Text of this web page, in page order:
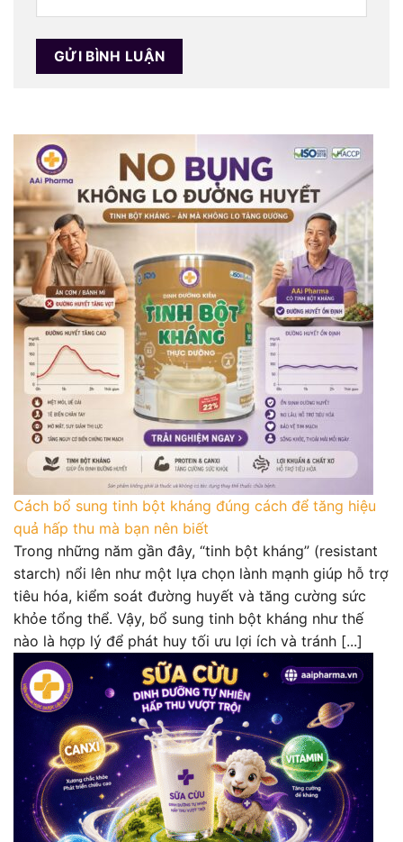
Cách bổ sung tinh bột kháng đúng cách để tăng hiệu
quả hấp thu mà bạn nên biết
Trong những năm gần đây, “tinh bột kháng” (resistant
starch) nổi lên như một lựa chọn lành mạnh giúp hỗ trợ
tiêu hóa, kiểm soát đường huyết và tăng cường sức
khỏe tổng thể. Vậy, bổ sung tinh bột kháng như thế
nào là hợp lý để phát huy tối ưu lợi ích và tránh [...]